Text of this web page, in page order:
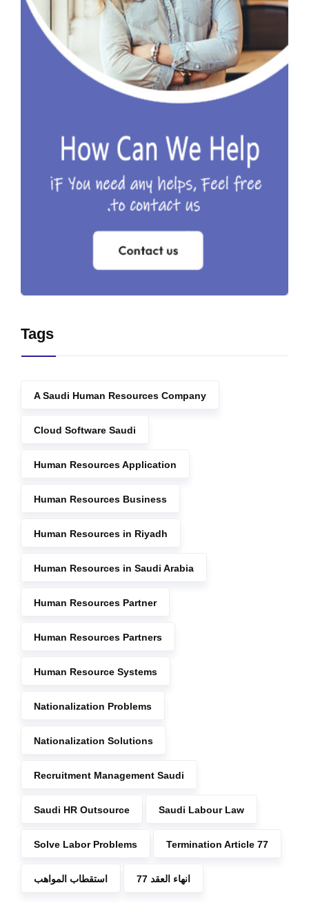
Tags
A Saudi Human Resources Company
Cloud Software Saudi
Human Resources Application
Human Resources Business
Human Resources in Riyadh
Human Resources in Saudi Arabia
Human Resources Partner
Human Resources Partners
Human Resource Systems
Nationalization Problems
Nationalization Solutions
Recruitment Management Saudi
Saudi HR Outsource Saudi Labour Law
Solve Labor Problems Termination Article 77
استقطاب المواهب انهاء العقد 77